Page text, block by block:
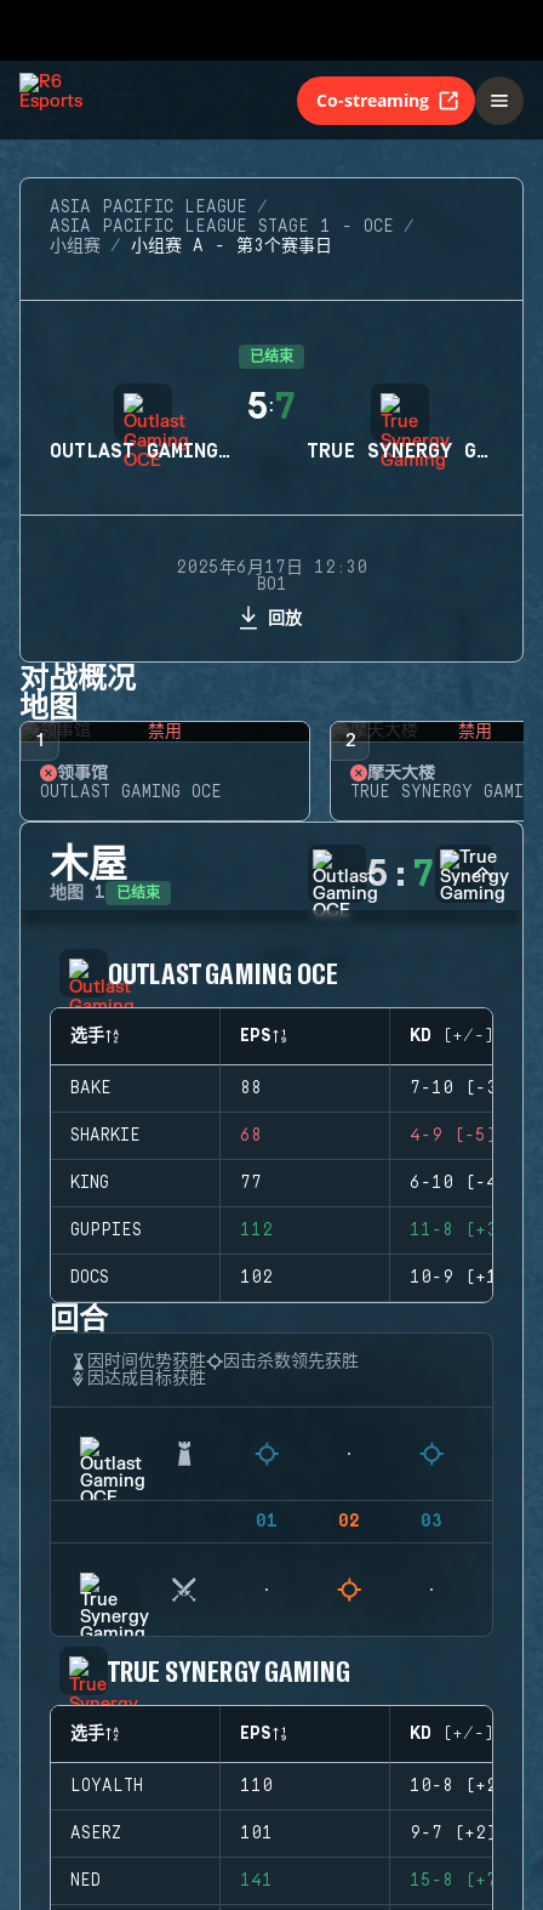
Co-streaming
ASIA PACIFIC LEAGUE
ASIA PACIFIC LEAGUE STAGE 1 - OCE
小组赛
小组赛 A - 第3个赛事日
已结束
OUTLAST GAMING OCE
5:7
TRUE SYNERGY GAMING
2025年6月17日 12:30
BO1
回放
对战概况
地图
1 禁用
领事馆
OUTLAST GAMING OCE
2 禁用
摩天大楼
TRUE SYNERGY GAMING
木屋
地图 1 已结束 5 : 7
OUTLAST GAMING OCE
选手 EPS KD (+/-)
BAKE 88 7-10 (-3)
SHARKIE 68 4-9 (-5)
KING 77 6-10 (-4)
GUPPIES 112 11-8 (+3)
DOCS 102 10-9 (+1)
回合
因时间优势获胜
因击杀数领先获胜
因达成目标获胜
01 02 03
TRUE SYNERGY GAMING
选手 EPS KD (+/-)
LOYALTH 110 10-8 (+2)
ASERZ 101 9-7 (+2)
NED 141 15-8 (+7)